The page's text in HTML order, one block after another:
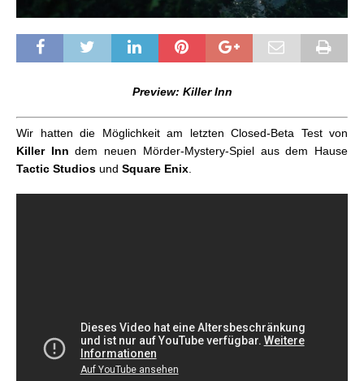
Preview: Killer Inn
Wir hatten die Möglichkeit am letzten Closed-Beta Test von
Killer Inn dem neuen Mörder-Mystery-Spiel aus dem Hause
Tactic Studios und Square Enix